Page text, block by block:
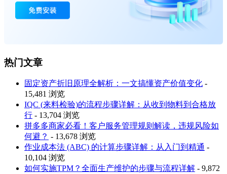
热门文章
固定资产折旧原理全解析：一文搞懂资产价值变化 -
15,481 浏览
IQC (来料检验)的流程步骤详解：从收到物料到合格放
行 - 13,704 浏览
拼多多商家必看！客户服务管理规则解读，违规风险如
何避？ - 13,678 浏览
作业成本法 (ABC) 的计算步骤详解：从入门到精通 -
10,104 浏览
如何实施TPM？全面生产维护的步骤与流程详解 - 9,872